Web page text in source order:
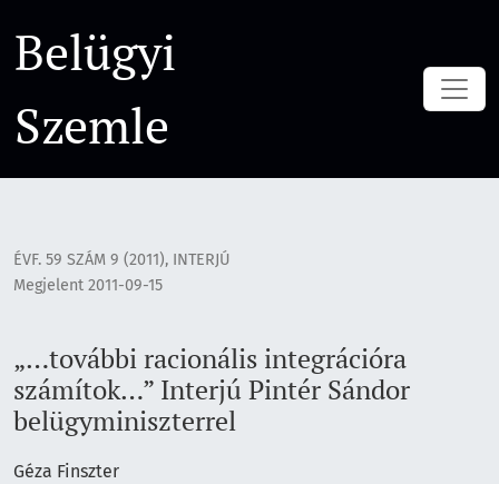
Belügyi
Szemle
ÉVF. 59 SZÁM 9 (2011), INTERJÚ
„…további racionális integrációra
számítok…” Interjú Pintér Sándor
belügyminiszterrel
Megjelent 2011-09-15
Géza Finszter